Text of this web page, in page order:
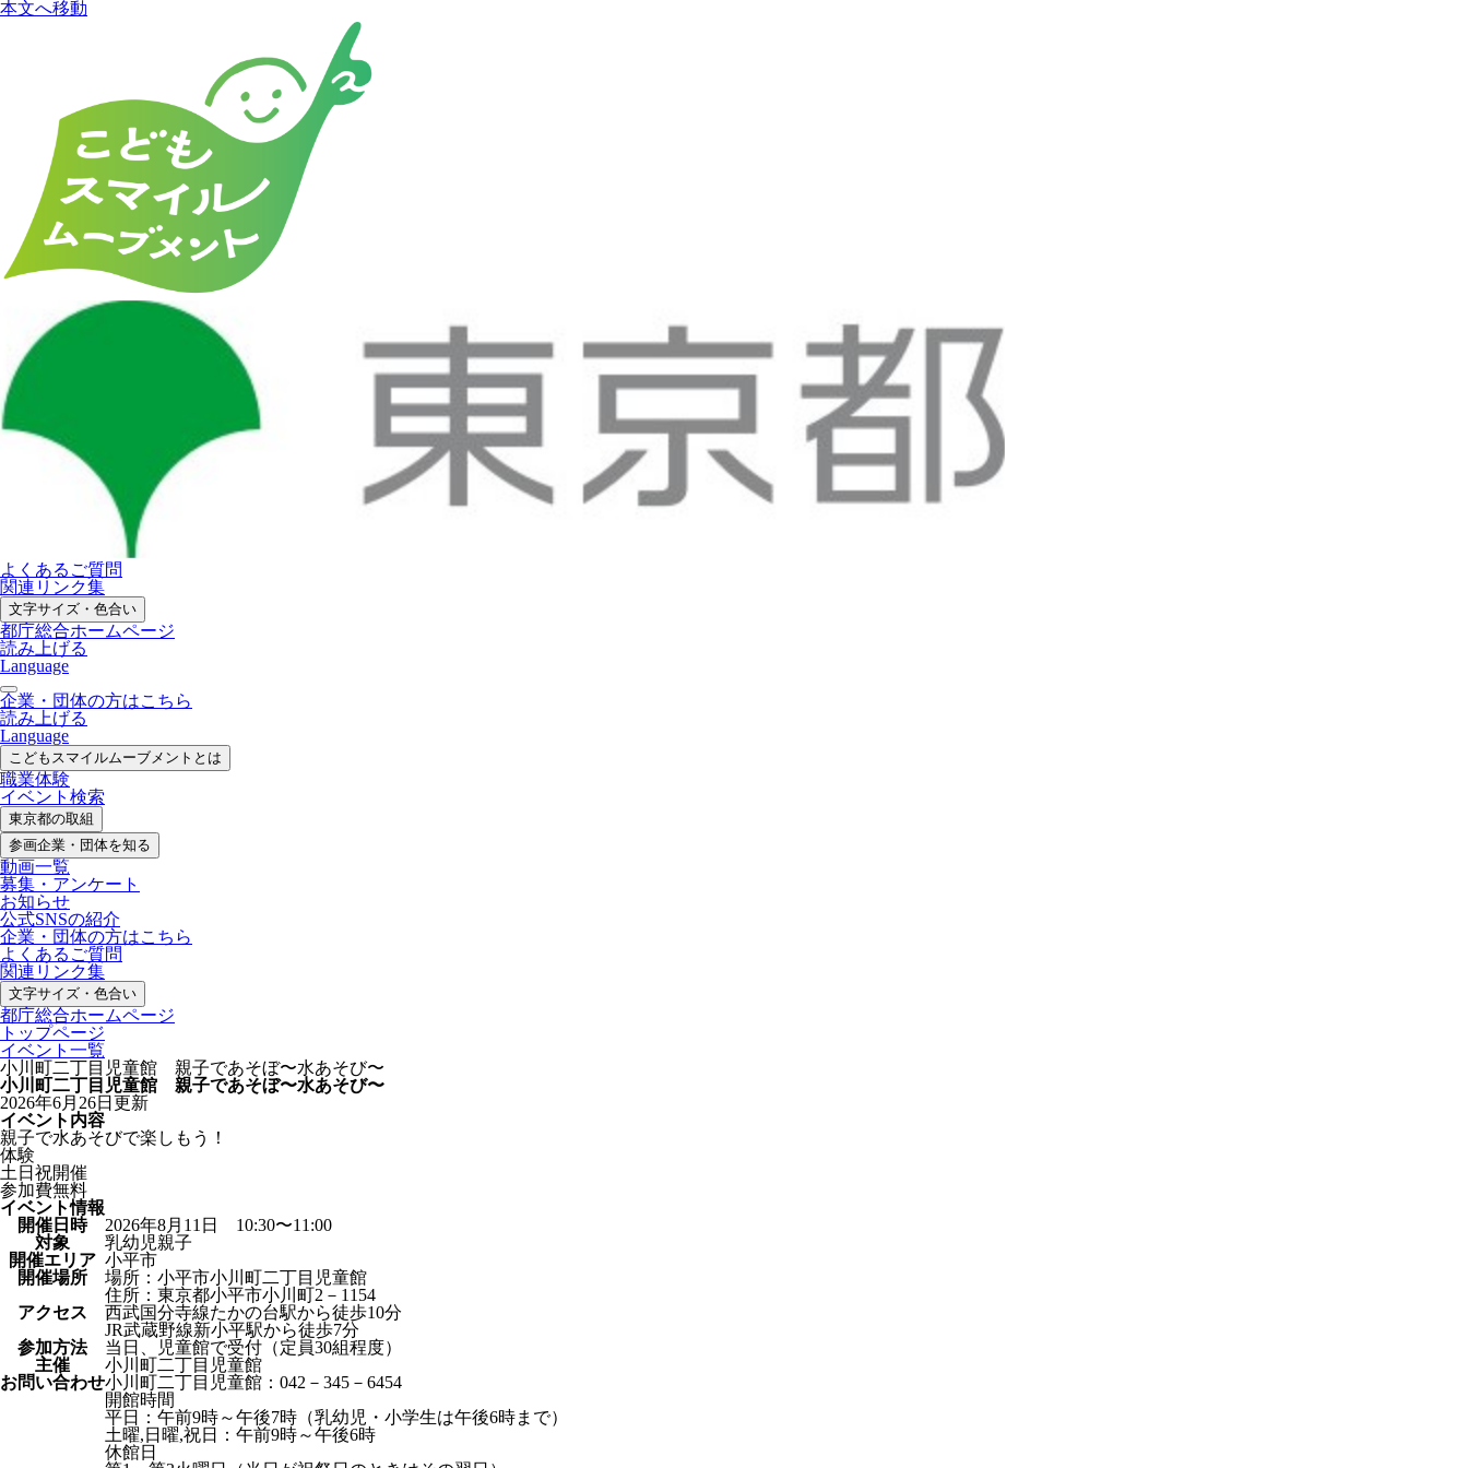
本文へ移動
よくあるご質問
関連リンク集
文字サイズ・色合い
都庁総合ホームページ
読み上げる
Language
企業・団体の方はこちら
読み上げる
Language
こどもスマイルムーブメントとは
職業体験
イベント検索
東京都の取組
参画企業・ 団体を知る
動画一覧
募集・ アンケート
お知らせ
公式SNSの紹介
企業・団体の方はこちら
よくあるご質問
関連リンク集
文字サイズ・色合い
都庁総合ホームページ
トップページ
イベント一覧
小川町二丁目児童館 親子であそぼ〜水あそび〜
小川町二丁目児童館 親子であそぼ〜水あそび〜
2026年6月26日更新
イベント内容
親子で水あそびで楽しもう！
体験
土日祝開催
参加費無料
イベント情報
開催日時
2026年8月11日 10:30〜11:00
対象
乳幼児親子
開催エリア 小平市
開催場所
場所：小平市小川町二丁目児童館
住所：東京都小平市小川町2－1154
アクセス
西武国分寺線たかの台駅から徒歩10分
JR武蔵野線新小平駅から徒歩7分
参加方法
当日、児童館で受付（定員30組程度）
主催
小川町二丁目児童館
お問い合わせ小川町二丁目児童館：042－345－6454
開館時間
平日：午前9時～午後7時（乳幼児・小学生は午後6時まで）
土曜,日曜,祝日：午前9時～午後6時
休館日